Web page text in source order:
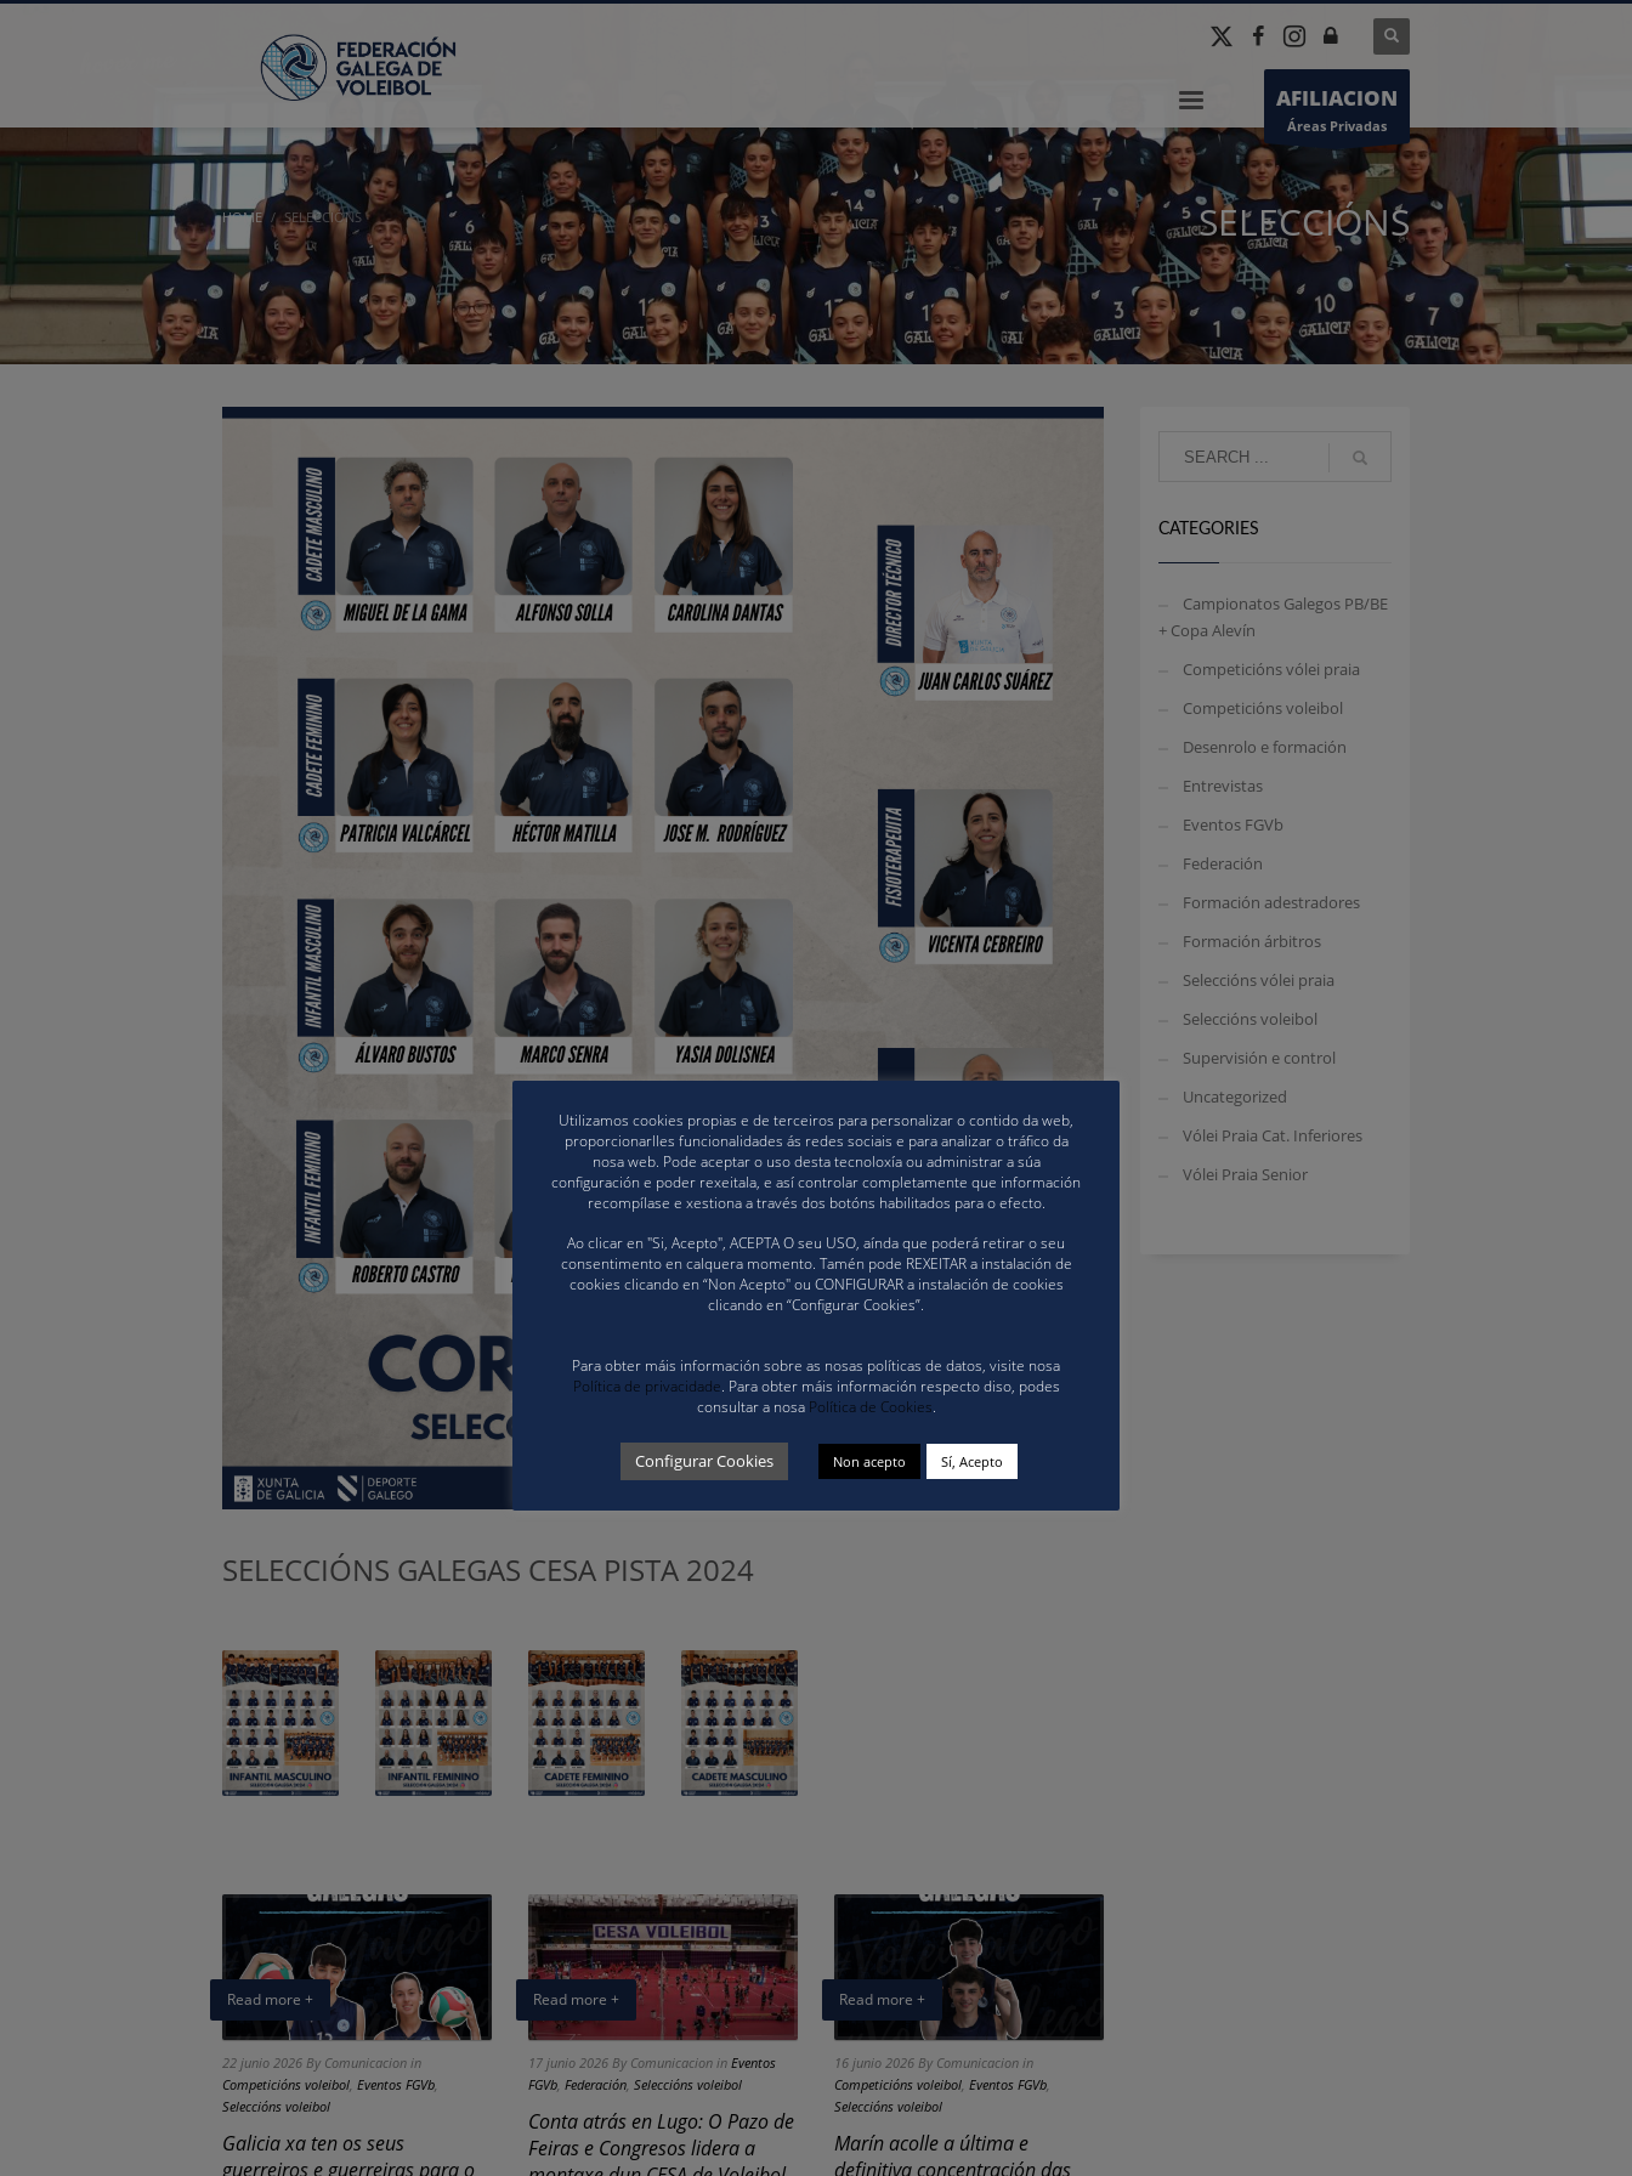
AFILIACION
Áreas Privadas
HOME SELECCIÓNS SELECCIÓNS
SELECCIÓNS GALEGAS CESA PISTA 2024
Read more +
22 junio 2026 By Comunicacion in
Competicións voleibol Eventos FGVb
Seleccións voleibol
Galicia xa ten os seus
guerreiros e guerreiras para o
Read more +
17 junio 2026 By Comunicacion in Eventos
FGVb Federación Seleccións voleibol
Conta atrás en Lugo: O Pazo de
Feiras e Congresos lidera a
Read more +
16 junio 2026 By Comunicacion in
Competicións voleibol Eventos FGVb
Seleccións voleibol
Marín acolle a última e
definitiva concentración das
CATEGORIES
Campionatos Galegos PB/BE
+ Copa Alevín
Competicións vólei praia
Competicións voleibol
Desenrolo e formación
Entrevistas
Eventos FGVb
Federación
Formación adestradores
Formación árbitros
Seleccións vólei praia
Seleccións voleibol
Supervisión e control
Uncategorized
Vólei Praia Cat. Inferiores
Vólei Praia Senior
Utilizamos cookies propias e de terceiros para personalizar o contido da web,
proporcionarlles funcionalidades ás redes sociais e para analizar o tráfico da
nosa web. Pode aceptar o uso desta tecnoloxía ou administrar a súa
configuración e poder rexeitala, e así controlar completamente que información
recompílase e xestiona a través dos botóns habilitados para o efecto.
Ao clicar en "Si, Acepto", ACEPTA O seu USO, aínda que poderá retirar o seu
consentimento en calquera momento. Tamén pode REXEITAR a instalación de
cookies clicando en “Non Acepto" ou CONFIGURAR a instalación de cookies
clicando en “Configurar Cookies”.
Para obter máis información sobre as nosas políticas de datos, visite nosa
Política de privacidade. Para obter máis información respecto diso, podes
consultar a nosa Política de Cookies.
Configurar Cookies Non acepto Sí, Acepto